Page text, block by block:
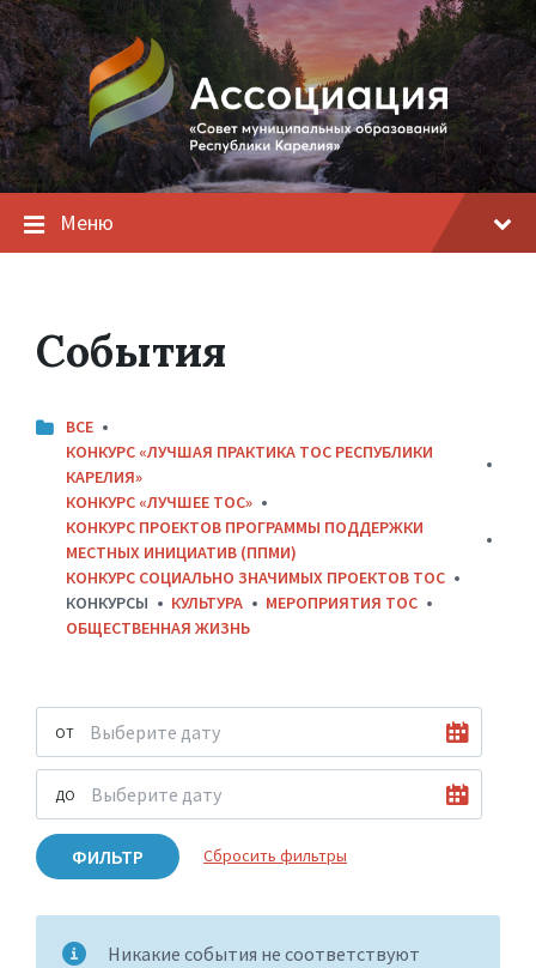
Меню
События
КАТЕГОРИИ:
ВСЕ
КОНКУРС «ЛУЧШАЯ ПРАКТИКА ТОС РЕСПУБЛИКИ
КАРЕЛИЯ»
КОНКУРС «ЛУЧШЕЕ ТОС»
КОНКУРС ПРОЕКТОВ ПРОГРАММЫ ПОДДЕРЖКИ
МЕСТНЫХ ИНИЦИАТИВ (ППМИ)
КОНКУРС СОЦИАЛЬНО ЗНАЧИМЫХ ПРОЕКТОВ ТОС
КОНКУРСЫ
КУЛЬТУРА
МЕРОПРИЯТИЯ ТОС
ОБЩЕСТВЕННАЯ ЖИЗНЬ
ОТ
ДО
ФИЛЬТР Сбросить фильтры
Никакие события не соответствуют